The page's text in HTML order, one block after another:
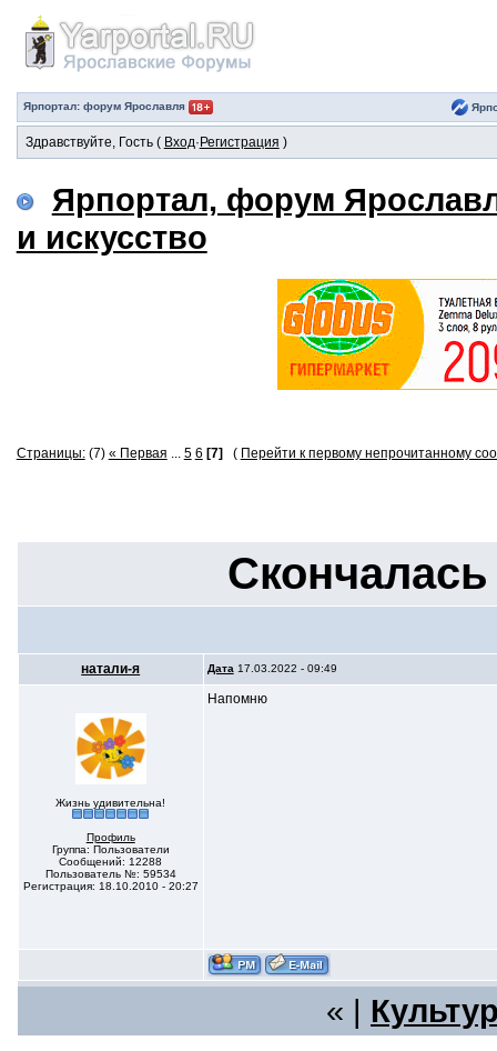
Ярпортал: форум Ярославля
Здравствуйте, Гость ( Вход· Регистрация )
Ярпортал, форум
и искусство
Страницы:(7) « Первая ... 5 6 [7] ( Перейти к первому непрочитанному
натали-я Дата 17.03.2022 - 09:49
Жизнь удивительна!
Профиль
Группа: Пользователи
Сообщений: 12288
Пользователь №: 59534
Регистрация: 18.10.2010 - 20:27
Напомню
« |